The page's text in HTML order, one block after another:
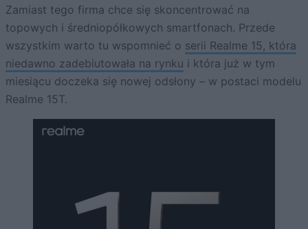
Zamiast tego firma chce się skoncentrować na
topowych i średniopółkowych smartfonach. Przede
wszystkim warto tu wspomnieć o serii Realme 15, która
niedawno zadebiutowała na rynku i która już w tym
miesiącu doczeka się nowej odsłony – w postaci modelu
Realme 15T.